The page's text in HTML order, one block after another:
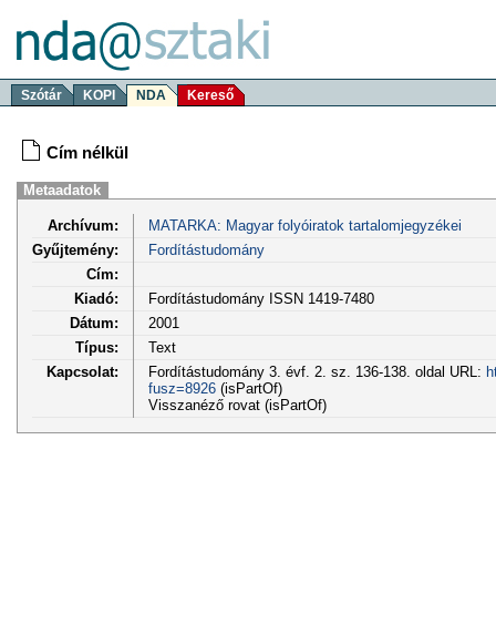
Szótár KOPI NDA Kereső
Cím nélkül
Metaadatok
Archívum:
MATARKA: Magyar folyóiratok tartalomjegyzékei
Gyűjtemény:
Fordítástudomány
Cím:
Kiadó:
Fordítástudomány ISSN 1419-7480
Dátum:
2001
Típus:
Text
Kapcsolat:
Fordítástudomány 3. évf. 2. sz. 136-138. oldal URL:
fusz=8926(isPartOf)
Visszanéző rovat (isPartOf)